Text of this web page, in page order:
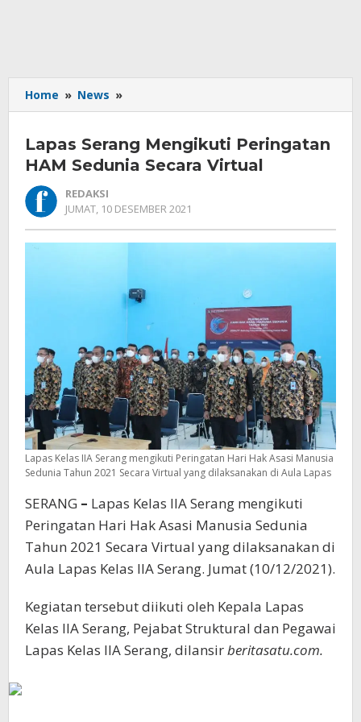
Home » News »
Serang
Peringatan
HAM
Virtual
Lapas Serang Mengikuti Peringatan
HAM Sedunia Secara Virtual
REDAKSI
JUMAT, 10 DESEMBER 2021
Lapas Kelas IIA Serang mengikuti Peringatan Hari Hak Asasi Manusia
Sedunia Tahun 2021 Secara Virtual yang dilaksanakan di Aula Lapas
SERANG – Lapas Kelas IIA Serang mengikuti
Peringatan Hari Hak Asasi Manusia Sedunia
Tahun 2021 Secara Virtual yang dilaksanakan di
Aula Lapas Kelas IIA Serang. Jumat (10/12/2021).
Kegiatan tersebut diikuti oleh Kepala Lapas
Kelas IIA Serang, Pejabat Struktural dan Pegawai
Lapas Kelas IIA Serang, dilansirberitasatu.com.